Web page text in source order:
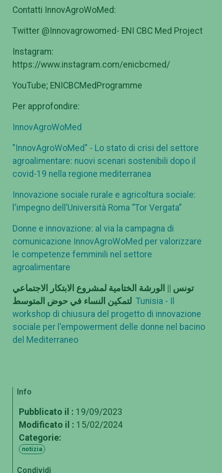
Contatti InnovAgroWoMed:
Twitter @Innovagrowomed- ENI CBC Med Project
Instagram:
https://www.instagram.com/enicbcmed/
YouTube; ENICBCMedProgramme
Per approfondire:
InnovAgroWoMed
"InnovAgroWoMed" - Lo stato di crisi del settore
agroalimentare: nuovi scenari sostenibili dopo il
covid-19 nella regione mediterranea
Innovazione sociale rurale e agricoltura sociale:
l'impegno dell’Università Roma “Tor Vergata”
Donne e innovazione: al via la campagna di
comunicazione InnovAgroWoMed per valorizzare
le competenze femminili nel settore
agroalimentare
تونس || الورشة الختامية لمشروع الابتكار الاجتماعي
Tunisia - Il
workshop di chiusura del progetto di innovazione
sociale per l'empowerment delle donne nel bacino
del Mediterraneo
Info
Pubblicato il : 19/09/2023
Modificato il : 15/02/2024
Categorie:
notizia
Condividi